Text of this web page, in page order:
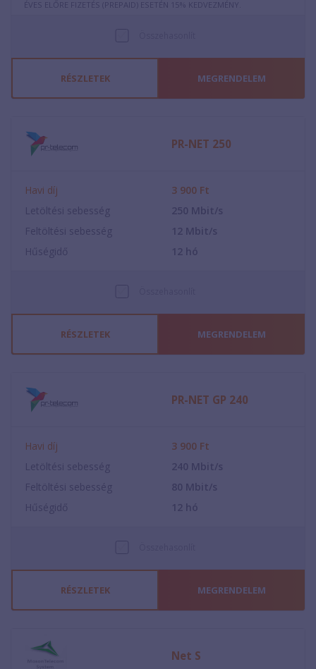
ÉVES ELŐRE FIZETÉS (PREPAID) ESETÉN 15% KEDVEZMÉNY.
RÉSZLETEK MEGRENDELEM
PR-NET 250
Havi díj 3 900 Ft
Letöltési sebesség
250 Mbit/s
Feltöltési sebesség
12 Mbit/s
Hűségidő
12 hó
RÉSZLETEK MEGRENDELEM
PR-NET GP 240
Havi díj 3 900 Ft
Letöltési sebesség
240 Mbit/s
Feltöltési sebesség
80 Mbit/s
Hűségidő
12 hó
RÉSZLETEK MEGRENDELEM
Net S